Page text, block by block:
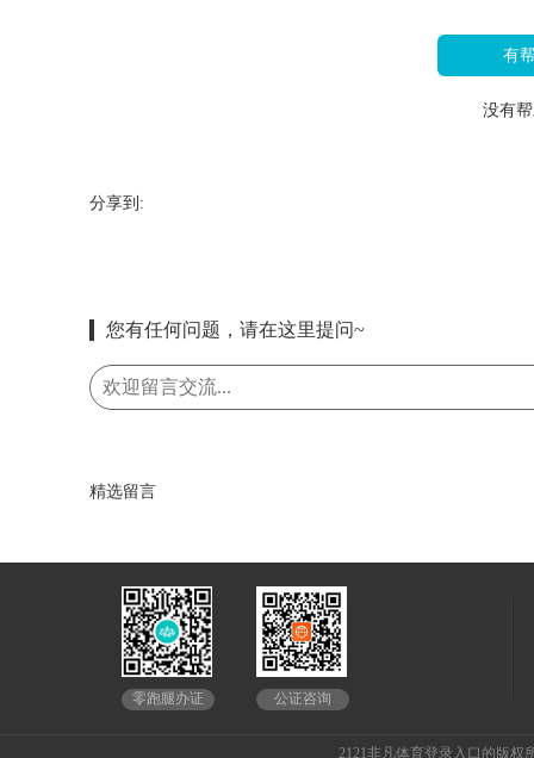
有
没有
分享到:
您有任何问题，请在这里提问~
精选留言
零跑腿办证 公证咨询
2121非凡体育登录入口的版